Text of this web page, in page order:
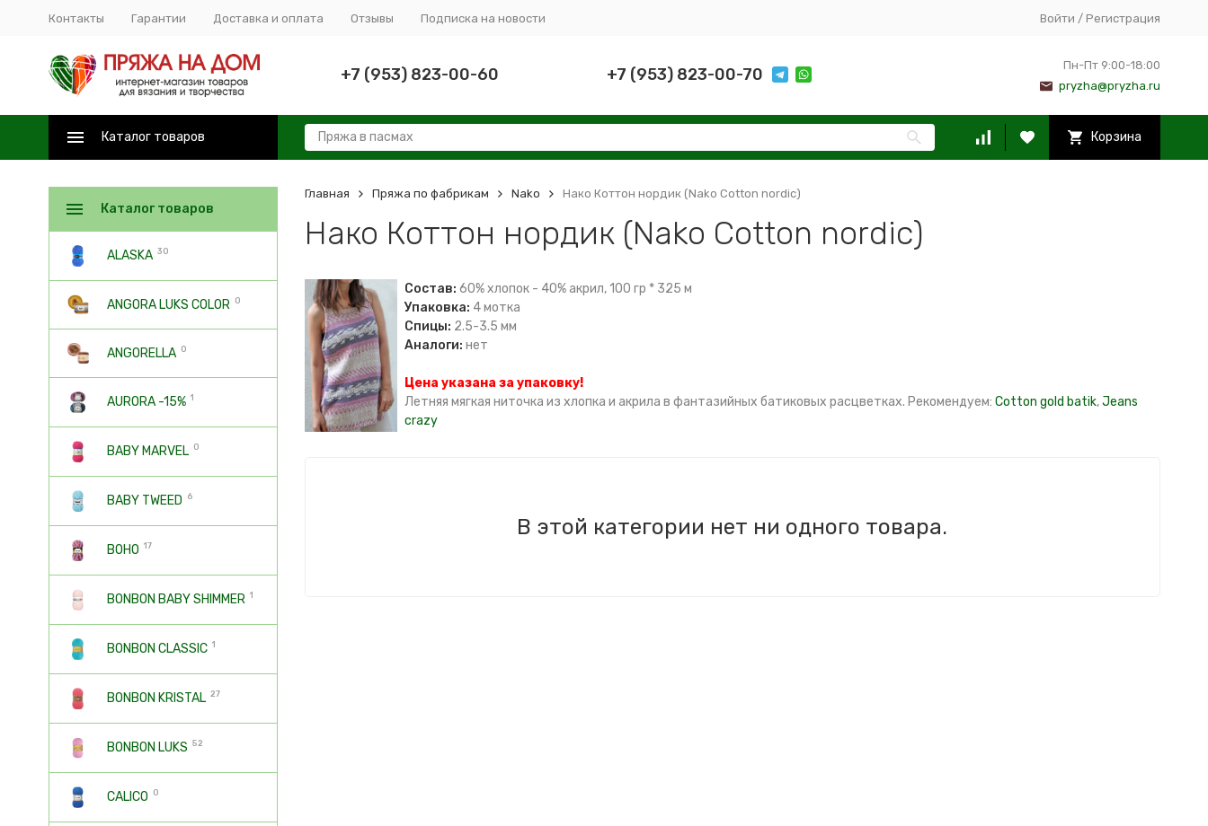
Контакты Гарантии Доставка и оплата Отзывы Подписка на новости Войти / Регистрация
+7 (953) 823-00-60 +7 (953) 823-00-70
Пн-Пт 9:00-18:00
pryzha@pryzha.ru
Каталог товаров Корзина
Главная Пряжа по фабрикам Nako Нако Коттон нордик (Nako Cotton nordic)
Нако Коттон нордик (Nako Cotton nordic)
Состав: 60% хлопок - 40% акрил, 100 гр * 325 м
Упаковка: 4 мотка
Спицы: 2.5-3.5 мм
Аналоги: нет
Цена указана за упаковку!
Летняя мягкая ниточка из хлопка и акрила в фантазийных батиковых расцветках. Рекомендуем:Cotton gold batik,Jeans
crazy
В этой категории нет ни одного товара.
Каталог товаров
ALASKA 30
ANGORA LUKS COLOR 0
ANGORELLA 0
AURORA -15% 1
BABY MARVEL 0
BABY TWEED 6
BOHO 17
BONBON BABY SHIMMER 1
BONBON CLASSIC 1
BONBON KRISTAL 27
BONBON LUKS 52
CALICO 0